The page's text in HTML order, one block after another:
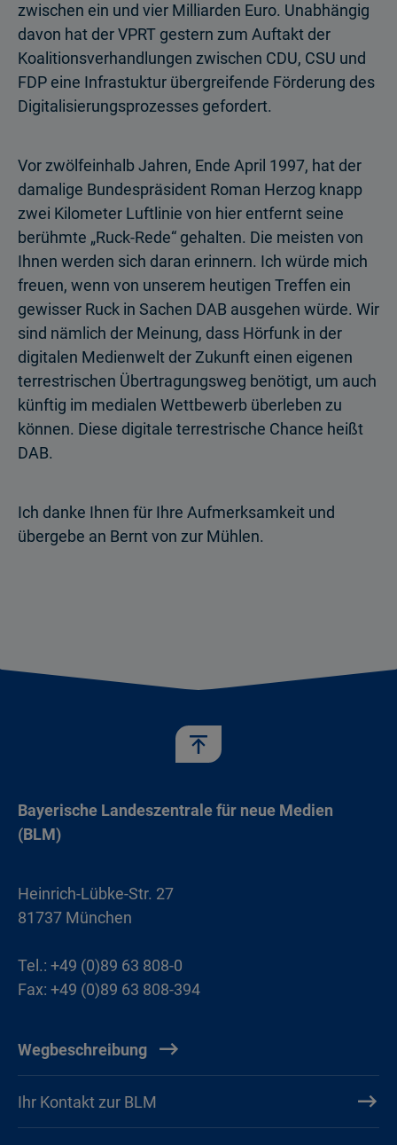
zwischen ein und vier Milliarden Euro. Unabhängig
davon hat der VPRT gestern zum Auftakt der
Koalitionsverhandlungen zwischen CDU, CSU und
FDP eine Infrastuktur übergreifende Förderung des
Digitalisierungsprozesses gefordert.
Vor zwölfeinhalb Jahren, Ende April 1997, hat der
damalige Bundespräsident Roman Herzog knapp
zwei Kilometer Luftlinie von hier entfernt seine
berühmte „Ruck-Rede“ gehalten. Die meisten von
Ihnen werden sich daran erinnern. Ich würde mich
freuen, wenn von unserem heutigen Treffen ein
gewisser Ruck in Sachen DAB ausgehen würde. Wir
sind nämlich der Meinung, dass Hörfunk in der
digitalen Medienwelt der Zukunft einen eigenen
terrestrischen Übertragungsweg benötigt, um auch
künftig im medialen Wettbewerb überleben zu
können. Diese digitale terrestrische Chance heißt
DAB.
Ich danke Ihnen für Ihre Aufmerksamkeit und
übergebe an Bernt von zur Mühlen.
Bayerische Landeszentrale für neue Medien
(BLM)
Heinrich-Lübke-Str. 27
81737 München
Tel.: +49 (0)89 63 808-0
Fax: +49 (0)89 63 808-394
Wegbeschreibung
Ihr Kontakt zur BLM